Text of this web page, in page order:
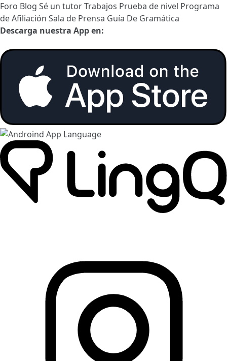
Foro Blog Sé un tutorTrabajos Prueba de nivel Programa
de Afiliación Sala de Prensa Guía De Gramática
Descarga nuestra App en: